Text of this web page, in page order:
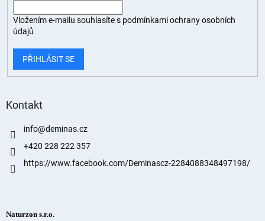
Vložením e-mailu souhlasíte s podmínkami ochrany osobních
údajů
PŘIHLÁSIT SE
Kontakt
info@deminas.cz
+420 228 222 357
https://www.facebook.com/Deminascz-2284088348497198/
Naturzon s.r.o.